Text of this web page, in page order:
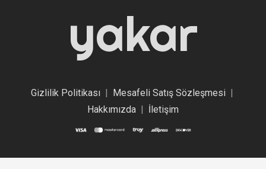
yakar
Gizlilik Politikası| Mesafeli Satış Sözleşmesi|
Hakkımızda | İletişim
©Yakar PromosyonbyBilal KOÇ